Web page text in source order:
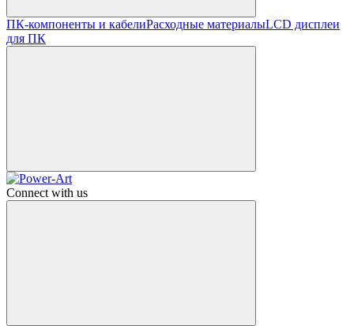
ПК-компоненты и кабелиРасходные материалыLCD дисплеи
для ПК
Connect with us